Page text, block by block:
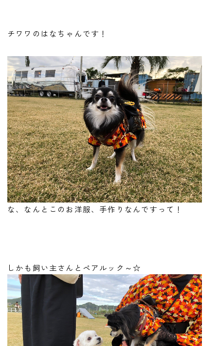
チワワのはなちゃんです！
な、なんとこのお洋服、手作りなんですって！
しかも飼い主さんとペアルック～☆